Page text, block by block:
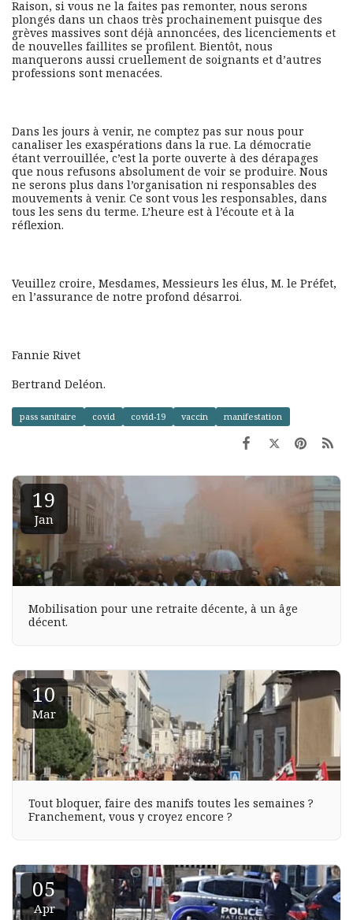
Raison, si vous ne la faites pas remonter, nous serons
plongés dans un chaos très prochainement puisque des
grèves massives sont déjà annoncées, des licenciements et
de nouvelles faillites se profilent. Bientôt, nous
manquerons aussi cruellement de soignants et d’autres
professions sont menacées.
Dans les jours à venir, ne comptez pas sur nous pour
canaliser les exaspérations dans la rue. La démocratie
étant verrouillée, c’est la porte ouverte à des dérapages
que nous refusons absolument de voir se produire. Nous
ne serons plus dans l’organisation ni responsables des
mouvements à venir. Ce sont vous les responsables, dans
tous les sens du terme. L’heure est à l’écoute et à la
réflexion.
Veuillez croire, Mesdames, Messieurs les élus, M. le Préfet,
en l’assurance de notre profond désarroi.
Fannie Rivet
Bertrand Deléon.
pass sanitaire covid covid-19 vaccin manifestation
19
Jan
Mobilisation pour une retraite décente, à un âge
décent.
10
Mar
Tout bloquer, faire des manifs toutes les semaines ?
Franchement, vous y croyez encore ?
05
Apr